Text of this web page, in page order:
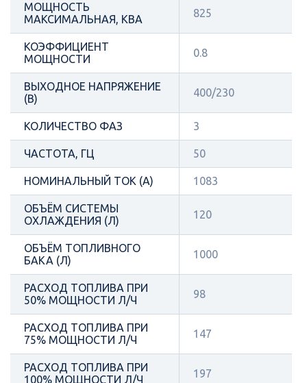
МОЩНОСТЬ
МАКСИМАЛЬНАЯ, КВА
825
КОЭФФИЦИЕНТ
МОЩНОСТИ
0.8
ВЫХОДНОЕ НАПРЯЖЕНИЕ
(В)
400/230
КОЛИЧЕСТВО ФАЗ 3
ЧАСТОТА, ГЦ 50
НОМИНАЛЬНЫЙ ТОК (А) 1083
ОБЪЁМ СИСТЕМЫ
ОХЛАЖДЕНИЯ (Л)
120
ОБЪЁМ ТОПЛИВНОГО
БАКА (Л)
1000
РАСХОД ТОПЛИВА ПРИ
50% МОЩНОСТИ Л/Ч
98
РАСХОД ТОПЛИВА ПРИ
75% МОЩНОСТИ Л/Ч
147
РАСХОД ТОПЛИВА ПРИ
100% МОЩНОСТИ Л/Ч
197